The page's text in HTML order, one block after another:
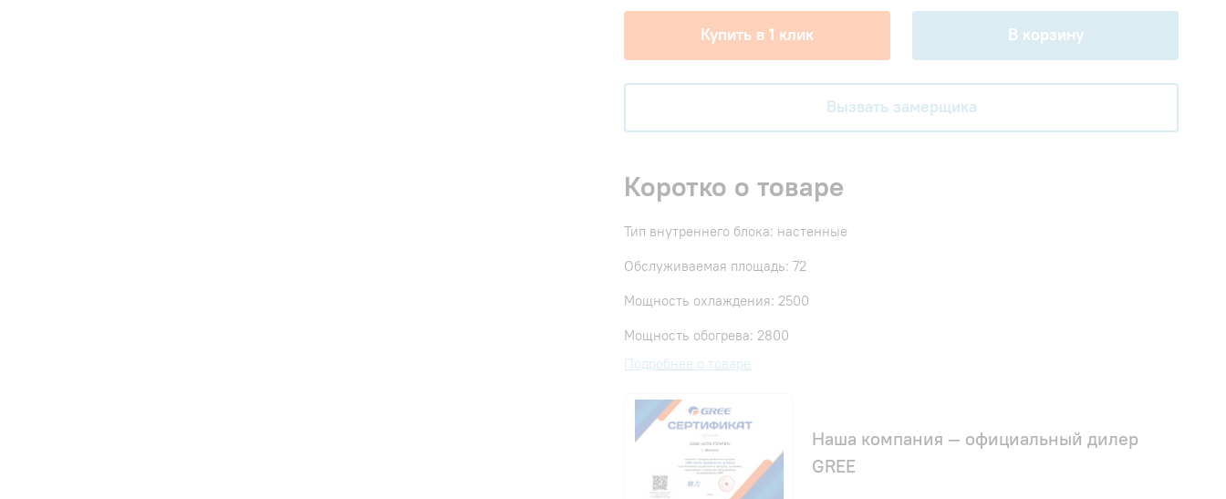
Купить в 1 клик В корзину
Вызвать замерщика
Коротко о товаре
Тип внутреннего блока: настенные
Обслуживаемая площадь: 72
Мощность охлаждения: 2500
Мощность обогрева: 2800
Подробнее о товаре
Наша компания — официальный дилер
GREE